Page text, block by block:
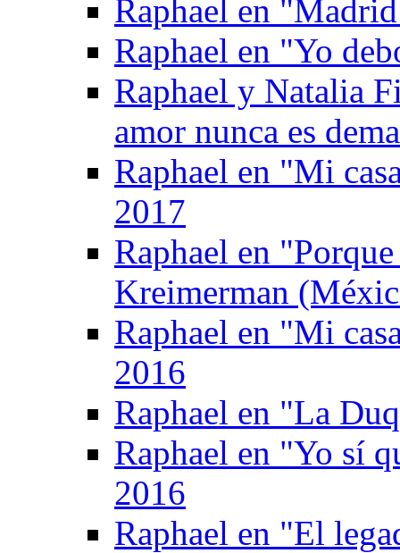
Raphael en
Raphael en "Yo
Raphael y Natalia
amor nunca es
Raphael en "Mi
2017
Raphael en
Kreimerman
Raphael en "Mi
2016
Raphael en "La
Raphael en "Yo sí
2016
Raphael en "El